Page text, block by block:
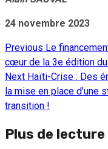
24 novembre 2023
Continue
Reading
Previous Le
cœur de la 3e édition
Next Haïti-Crise : Des
la mise en place d’une
transition !
Plus de lecture